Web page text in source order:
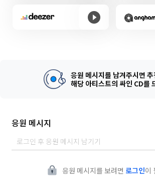
응원 메시지를 남겨주시면
해당 아티스트의 싸인 CD를
응원 메시지
응원 메시지를 보려면 로그인이